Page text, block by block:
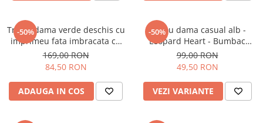
-50%
Tricou dama verde deschis cu
imprimeu fata imbracata cu
alb si inghetata in mana
169,00 RON
84,50 RON
ADAUGA IN COS
-50%
Tricou dama casual alb -
Leopard Heart - Bumbac
Organic
99,00 RON
49,50 RON
VEZI VARIANTE